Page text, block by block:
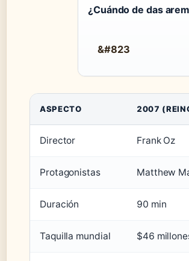
¿Cuándo de das
&#823​
ASPECTO 2007
Director Frank Oz
Protagonistas Matthew
Duración 90 min
Taquilla mundial $46